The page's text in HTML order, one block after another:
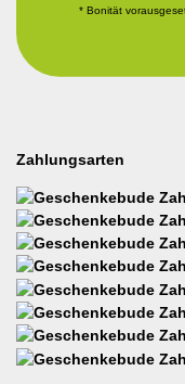
* Bonität
Zahlungsarten